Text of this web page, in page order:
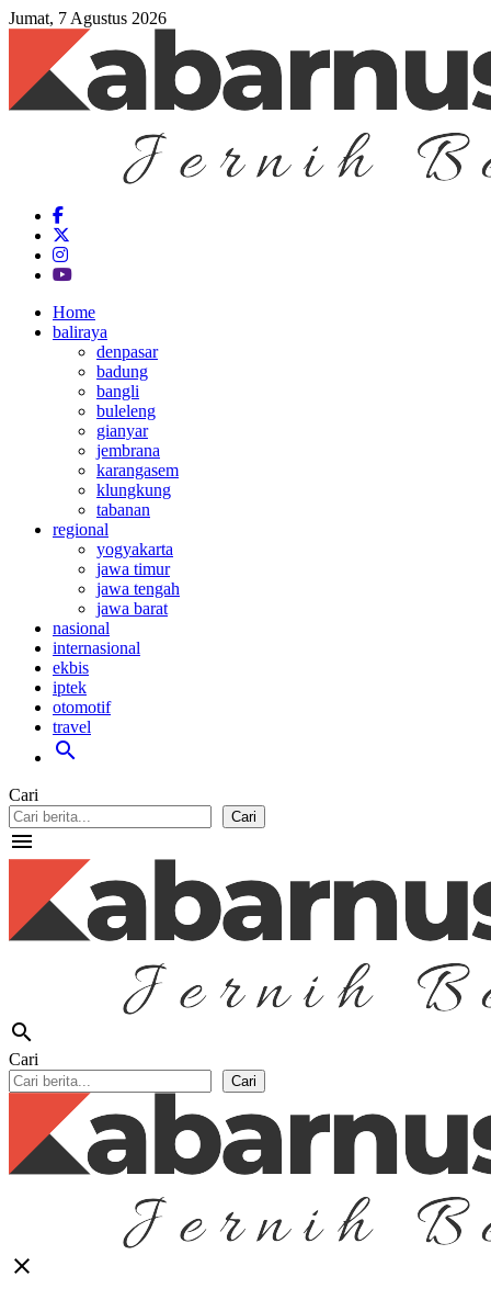
Jumat, 7 Agustus 2026
Home
baliraya
denpasar
badung
bangli
buleleng
gianyar
jembrana
karangasem
klungkung
tabanan
regional
yogyakarta
jawa timur
jawa tengah
jawa barat
nasional
internasional
ekbis
iptek
otomotif
travel
search
Cari
Cari
menu
search
Cari
Cari
close